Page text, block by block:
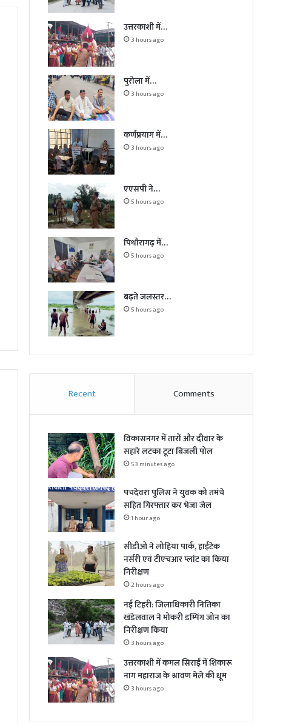
उत्तरकाशी में…
3 hours ago
पुरोला में…
3 hours ago
कर्णप्रयाग में…
3 hours ago
एएसपी ने…
5 hours ago
पिथौरागढ़ में…
5 hours ago
बढ़ते जलस्तर…
5 hours ago
Recent Comments
विकासनगर में तारों और दीवार के
सहारे लटका टूटा बिजली पोल
53 minutes ago
पचदेवरा पुलिस ने युवक को तमंचे
सहित गिरफ्तार कर भेजा जेल
1 hour ago
सीडीओ ने लोहिया पार्क, हाईटेक
नर्सरी एवं टीएचआर प्लांट का किया
निरीक्षण
2 hours ago
नई टिहरी: जिलाधिकारी नितिका
खंडेलवाल ने मोकरी डम्पिंग जोन का
निरीक्षण किया
3 hours ago
उत्तरकाशी में कमल सिराईं में शिकारू
नाग महाराज के श्रावण मेले की धूम
3 hours ago